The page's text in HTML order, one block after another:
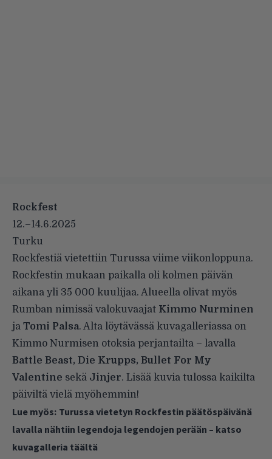
Rockfest
12.–14.6.2025
Turku
Rockfestiä vietettiin Turussa viime viikonloppuna.
Rockfestin mukaan paikalla oli kolmen päivän
aikana yli 35 000 kuulijaa. Alueella olivat myös
Rumban nimissä valokuvaajat Kimmo Nurminen
ja Tomi Palsa. Alta löytävässä kuvagalleriassa on
Kimmo Nurmisen otoksia perjantailta – lavalla
Battle Beast, Die Krupps, Bullet For My
Valentine sekä Jinjer. Lisää kuvia tulossa kaikilta
päiviltä vielä myöhemmin!
Lue myös: Turussa vietetyn Rockfestin päätöspäivänä
lavalla nähtiin legendoja legendojen perään – katso
kuvagalleria täältä